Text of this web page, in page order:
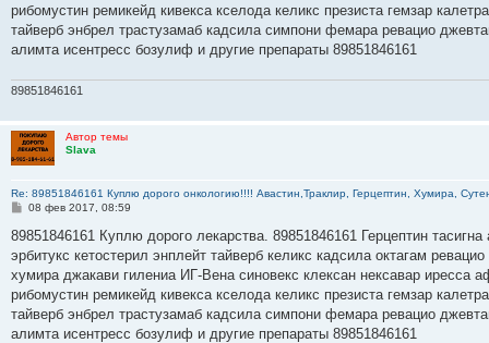
и
е
рибомустин ремикейд кивекса кселода келикс презиста гемзар
тайверб энбрел трастузамаб кадсила симпони фемара ревацио
алимта исентресс бозулиф и другие препараты 89851846161
89851846161
Автор темы
Slava
Re: 89851846161 Куплю дорого онкологию!!!! Авастин,Траклир, Герцептин, Хумира,
С
о
щ
е
и
е
08 фев 2017, 08:59
89851846161 Куплю дорого лекарства. 89851846161 Герцептин
эрбитукс кетостерил энплейт тайверб келикс кадсила октагам
хумира джакави гилениа ИГ-Вена синовекс клексан нексавар иресса
рибомустин ремикейд кивекса кселода келикс презиста гемзар
тайверб энбрел трастузамаб кадсила симпони фемара ревацио
алимта исентресс бозулиф и другие препараты 89851846161